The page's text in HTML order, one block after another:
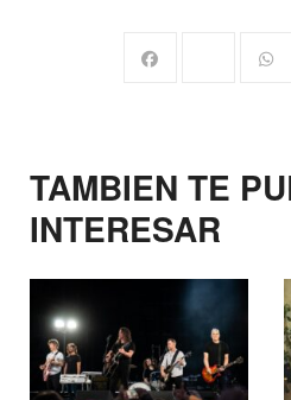
TAMBIEN TE
INTERESAR